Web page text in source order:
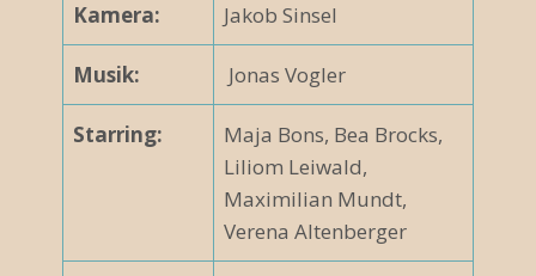
Kamera: Jakob Sinsel
Musik: Jonas Vogler
Starring:
Maja Bons, Bea Brocks,
Liliom Leiwald,
Maximilian Mundt,
Verena Altenberger